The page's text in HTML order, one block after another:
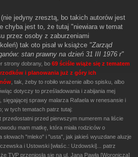
jedyny zresztą, bo takich autorów jest
chyba jest to, że tutaj "niewiara w temat
przez osoby z zaburzeniami
tak oto pisał w książce "Zarząd
stan prawny na dzień 31 III 1976 r"
strony dobrany, bo 69 ściśle wiąże się z tematem
i planowania już z góry ich
, tak, żeby to robiło wrażenie albo spisku, albo
dotyczy to prześladowania i zabijania mej
sprawy malarza Rafaela w renesansie i
w tych tematach patrz tutaj:
przedostatni przed pierwszym numerem na liście
mam matkę, która miała rodziców o
"mleko" i "usta", jak jakieś wyuzdane aluzje
i Ustowski [właśc.: Uzdowski]... patrz
TVP przeniosła się na ul. Jana Pawła [Woronicza]